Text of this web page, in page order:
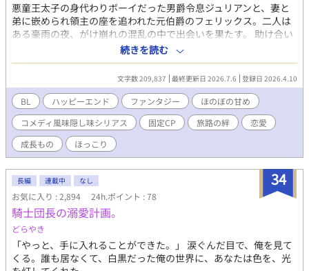
悪童王太子の身代わりボーイだった男爵令息ジュリアンと、妻と
弟に嵌められ領主の座を追われた元伯爵のフェリックス。二人は
ある豪雨の夜、がけ崩れの混乱の中で出会いを果たす。 助け合い
なんとか逃げ出した二人は、互いの身の上を知りフェリックスの
潔白を訴えるため、ジュリアンの無事を知らせるため、遥か離れ
た辺境の地から夫婦者を装い王都にある王立法院を目指す。 楽天
家で人の良いジュリアンと、人間不信を拗らせたフェリックス。
笑いあり涙あり、愛と成長のロードーノベルです。
続きを読む
文字数 209,837 最終更新日 2026.7.6 登録日 2026.4.10
BL ハッピーエンド ファンタジー
ほのぼの甘め
コメディ風味隠し味シリアス
固定CP 旅路の絆
恋愛
成長もの
ほっこり
34
長編 連載中 なし
お気に入り : 2,894 24h.ポイント : 78
騎士団長の溺愛計画。
どらやき
「やっと、手に入れることができた。」 涙ぐんだ目で、俺を見て
くる。誰も居なくて、白黒だった俺の世界に、あなたは色を、光